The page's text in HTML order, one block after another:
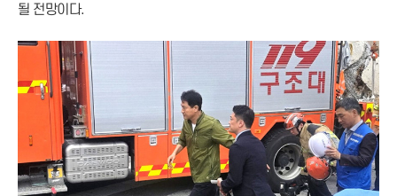
될 전망이다.